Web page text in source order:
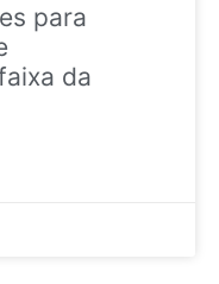
para
da